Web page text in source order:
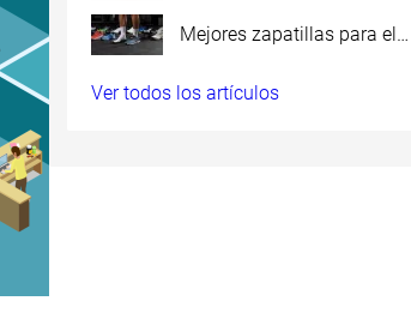
Mejores zapatillas para el gimnasio
Ver todos los artículos